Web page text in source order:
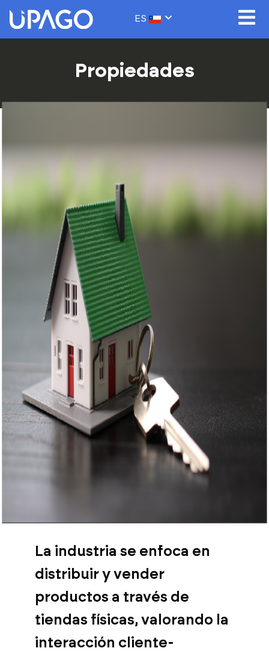
ES
Propiedades
La industria se enfoca en
distribuir y vender
productos a través de
tiendas físicas, valorando la
interacción cliente-